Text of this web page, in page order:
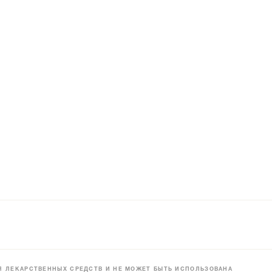
СРЕДСТВ И НЕ МОЖЕТ БЫТЬ ИСПОЛЬЗОВАНА